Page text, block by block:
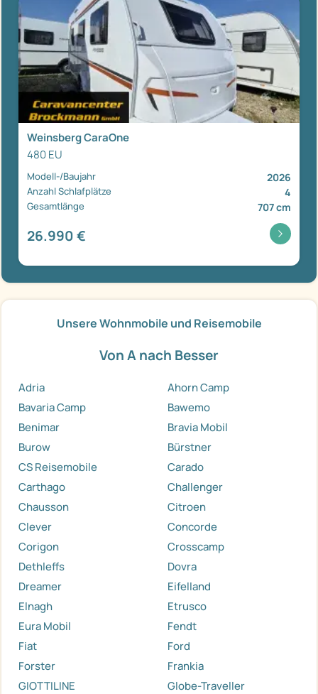
Weinsberg CaraOne
480 EU
Modell-/Baujahr 2026
Anzahl Schlafplätze 4
Gesamtlänge 707 cm
26.990 €
Unsere Wohnmobile und Reisemobile
Von A nach Besser
Adria
Ahorn Camp
Bavaria Camp
Bawemo
Benimar
Bravia Mobil
Burow
Bürstner
CS Reisemobile
Carado
Carthago
Challenger
Chausson
Citroen
Clever
Concorde
Corigon
Crosscamp
Dethleffs
Dovra
Dreamer
Eifelland
Elnagh
Etrusco
Eura Mobil
Fendt
Fiat
Ford
Forster
Frankia
GIOTTILINE
Globe-Traveller